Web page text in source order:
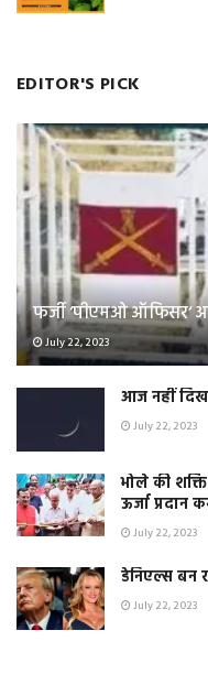
EDITOR'S PICK
फर्जी ‘पीएमओ ऑफिसर‘
July 22, 2023
आज नहीं
July 22, 2023
भोले की
ऊर्जा प्रदान
July 22, 2023
डेनिएल्स बन
July 22, 2023